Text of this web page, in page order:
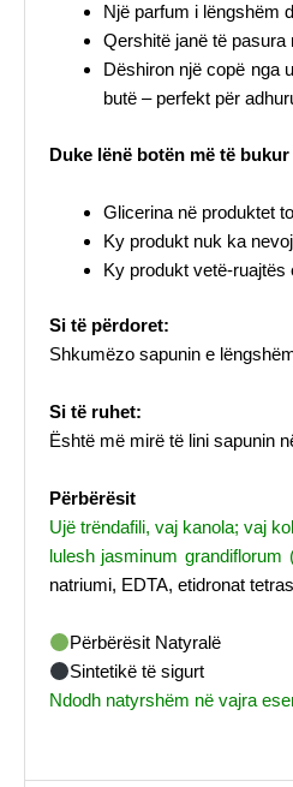
Një parfum i lëngshëm
Qershitë janë të pasura
Dëshiron një copë nga
butë – perfekt për
Duke lënë botën më të
Glicerina në produktet
Ky produkt nuk ka
Ky produkt vetë-ruajtës
Si të përdoret:
Shkumëzo sapunin e
Si të ruhet:
Është më mirë të lini sapunin
Përbërësit
Ujë trëndafili, vaj kanola; vaj
lulesh jasminum
natriumi, EDTA, etidronat
Përbërësit Natyralë
Sintetikë të sigurt
Ndodh natyrshëm në vajra